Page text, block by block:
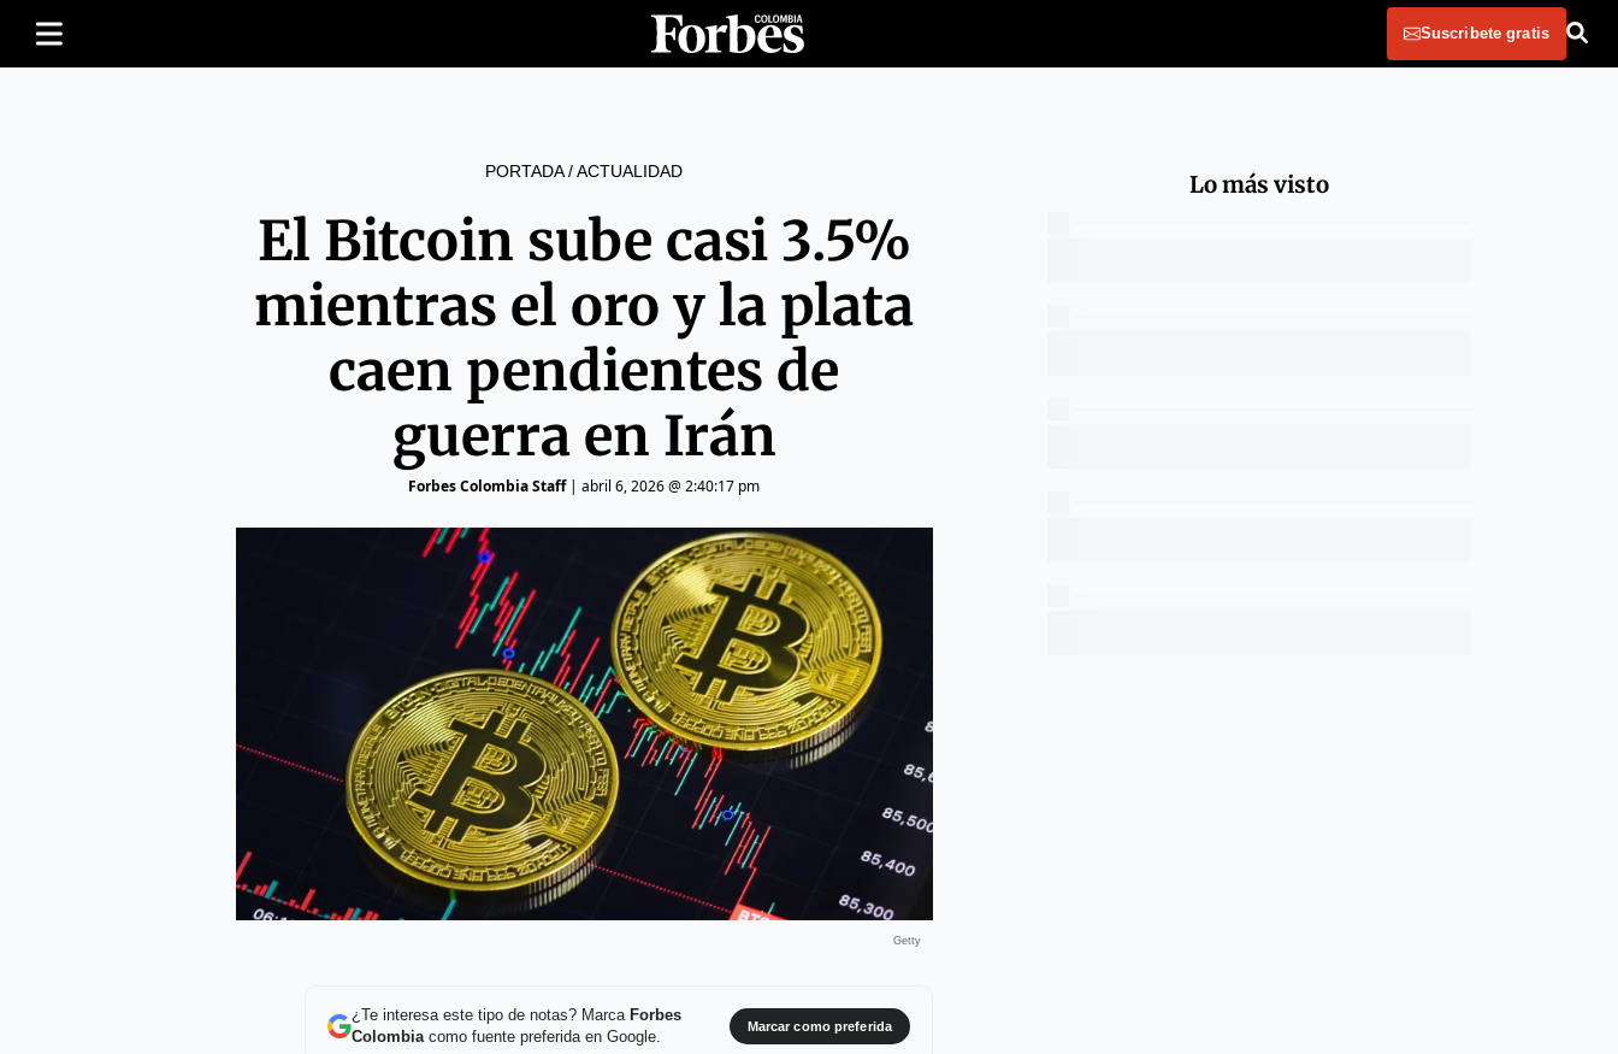
Suscribete gratis
PORTADA/ACTUALIDAD
El Bitcoin sube casi 3.5%
mientras el oro y la plata
caen pendientes de
guerra en Irán
Forbes Colombia Staff| abril 6, 2026 @ 2:40:17 pm
Getty
¿Te interesa este tipo de notas? Marca Forbes
Colombiacomo fuente preferida en Google.
Marcar como preferida
Lo más visto